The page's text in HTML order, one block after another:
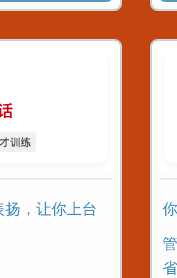
，让你上台